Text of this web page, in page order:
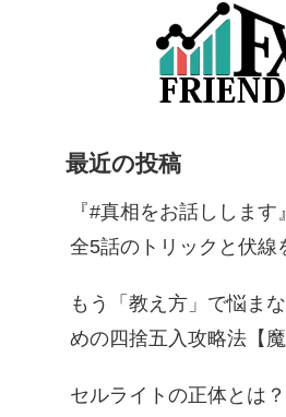
最近の投稿
『#真相をお話ししま
全5話のトリックと伏線
もう「教え方」で悩ま
めの四捨五入攻略法【
セルライトの正体とは